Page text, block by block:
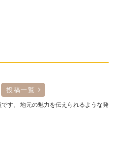
投稿一覧
す。 地元の魅力を伝えられるような発